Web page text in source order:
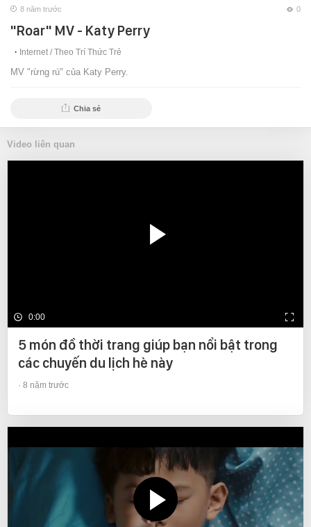
8 năm trước 0
"Roar" MV - Katy Perry
Internet / Theo Trí Thức Trẻ
MV "rừng rú" của Katy Perry.
Chia sẻ
Video liên quan
0:00
5 món đồ thời trang giúp bạn nổi bật trong
các chuyến du lịch hè này
8 năm trước